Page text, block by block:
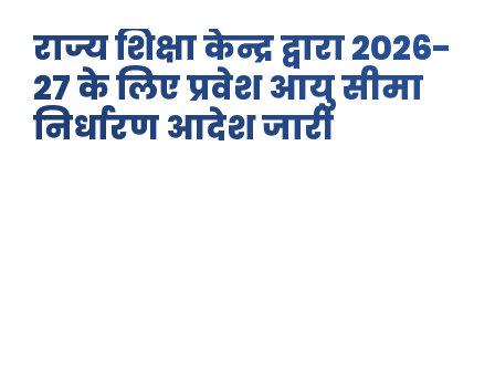
राज्य शिक्षा केन्द्र द्वारा 2026-
27 के लिए प्रवेश आयु सीमा
निर्धारण आदेश जारी